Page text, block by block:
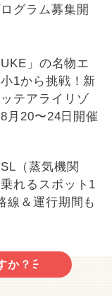
グラム募集開
」の名物エ
1から挑戦！新
テアライリゾ
月20〜24日開催
（蒸気機関
れるスポット1
＆運行期間も
か？